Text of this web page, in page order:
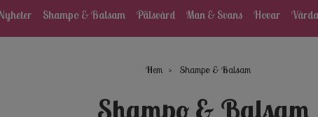
Shampo & Balsam Pälsvård Man & Svans Hovar
Hem Shampo & Balsam
Shampo & Balsam